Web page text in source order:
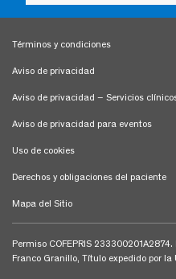
Términos y condiciones
Aviso de privacidad
Aviso de privacidad – Servicios
Aviso de privacidad para eventos
Uso de cookies
Derechos y obligaciones del paciente
Mapa del Sitio
Permiso COFEPRIS
Franco Granillo, Título expedido por la